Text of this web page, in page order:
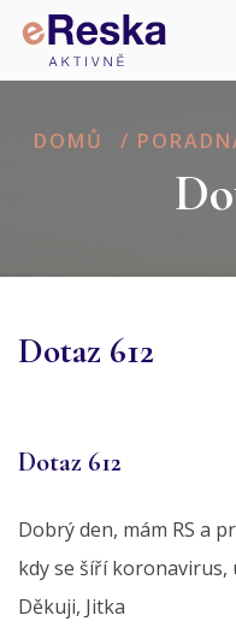
DOMŮ /
Dotaz 612
Dotaz 612
Dobrý den, mám RS a
kdy se šíří koronavirus,
Děkuji, Jitka